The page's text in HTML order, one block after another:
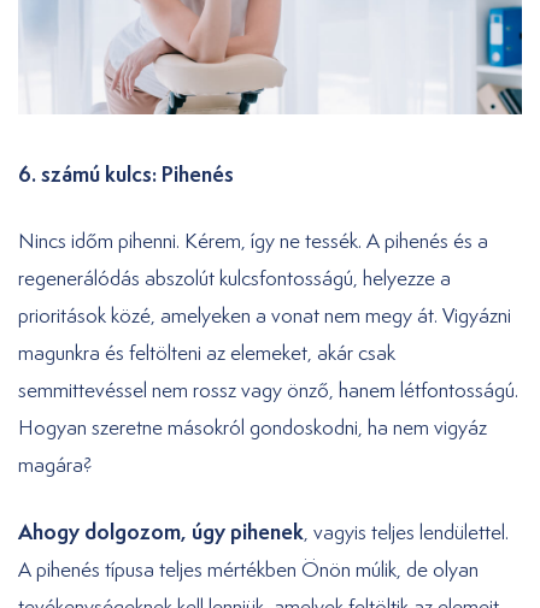
6. számú kulcs: Pihenés
Nincs időm pihenni. Kérem, így ne tessék. A pihenés és a
regenerálódás abszolút kulcsfontosságú, helyezze a
prioritások közé, amelyeken a vonat nem megy át. Vigyázni
magunkra és feltölteni az elemeket, akár csak
semmittevéssel nem rossz vagy önző, hanem létfontosságú.
Hogyan szeretne másokról gondoskodni, ha nem vigyáz
magára?
Ahogy dolgozom, úgy pihenek, vagyis teljes lendülettel.
A pihenés típusa teljes mértékben Önön múlik, de olyan